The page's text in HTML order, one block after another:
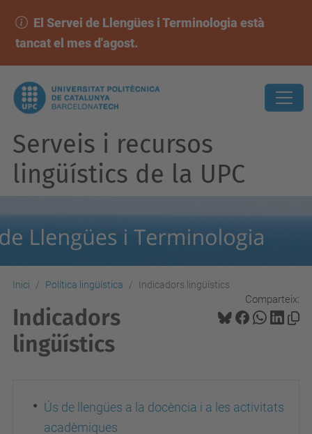
El Servei de Llengües i Terminologia està
tancat el mes d'agost.
Serveis i recursos
lingüístics de la UPC
Inici Política lingüística Indicadors lingüístics
Comparteix:
Indicadors
lingüístics
Ús de llengües a la docència i a les activitats
acadèmiques